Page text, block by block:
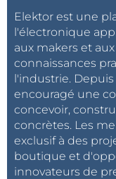
Elektor est une
l'électronique
aux makers et
connaissances
l'industrie.
encouragé une
concevoir,
concrètes. Les
exclusif à des
boutique et
innovateurs de